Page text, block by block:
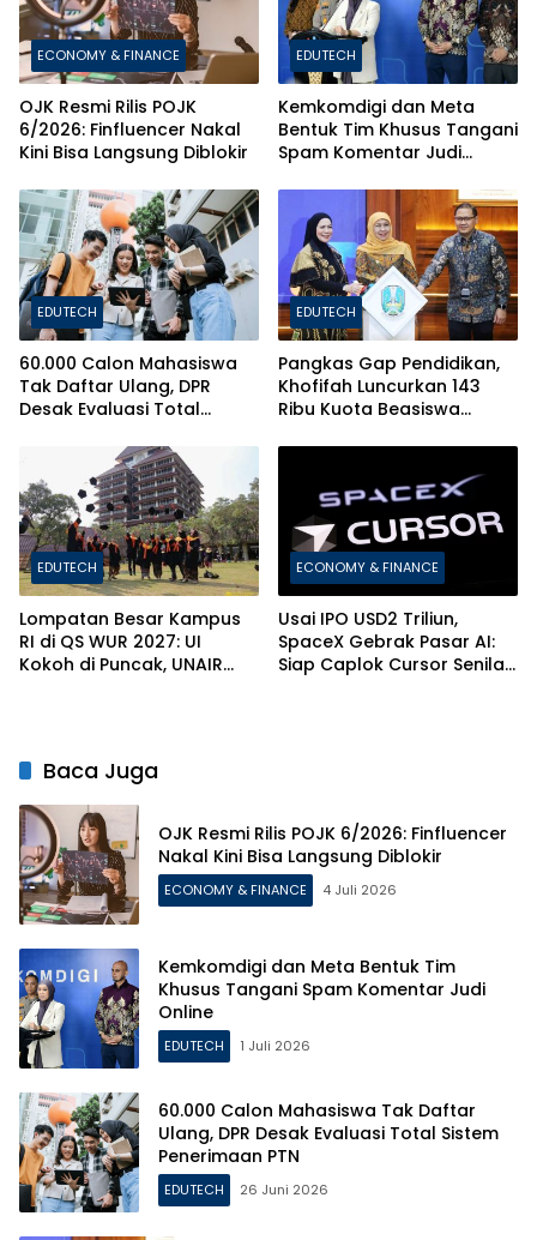
ECONOMY & FINANCE
OJK Resmi Rilis POJK
6/2026: Finfluencer Nakal
Kini Bisa Langsung Diblokir
EDUTECH
Kemkomdigi dan Meta
Bentuk Tim Khusus Tangani
Spam Komentar Judi
EDUTECH
60.000 Calon Mahasiswa
Tak Daftar Ulang, DPR
Desak Evaluasi Total
EDUTECH
Pangkas Gap Pendidikan,
Khofifah Luncurkan 143
Ribu Kuota Beasiswa
Jatim
EDUTECH
Lompatan Besar Kampus
RI di QS WUR 2027: UI
Kokoh di Puncak, UNAIR
ECONOMY & FINANCE
Usai IPO USD2 Triliun,
SpaceX Gebrak Pasar AI:
Siap Caplok Cursor Senilai
Baca Juga
OJK Resmi Rilis POJK 6/2026: Finfluencer
Nakal Kini Bisa Langsung Diblokir
ECONOMY & FINANCE 4 Juli 2026
Kemkomdigi dan Meta Bentuk Tim
Khusus Tangani Spam Komentar Judi
Online
EDUTECH 1 Juli 2026
60.000 Calon Mahasiswa Tak Daftar
Ulang, DPR Desak Evaluasi Total Sistem
Penerimaan PTN
EDUTECH 26 Juni 2026